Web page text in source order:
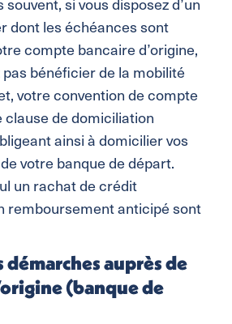
dont les échéances sont
compte bancaire d’origine,
bénéficier de la mobilité
votre convention de compte
clause de domiciliation
ainsi à domicilier vos
votre banque de départ.
un rachat de crédit
remboursement anticipé sont
démarches auprès de
(banque de